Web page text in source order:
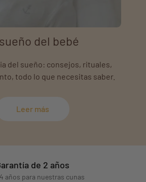
del bebé
del sueño: consejos, rituales,
todo lo que necesitas saber.
Leer más
de 2 años
años para nuestras cunas